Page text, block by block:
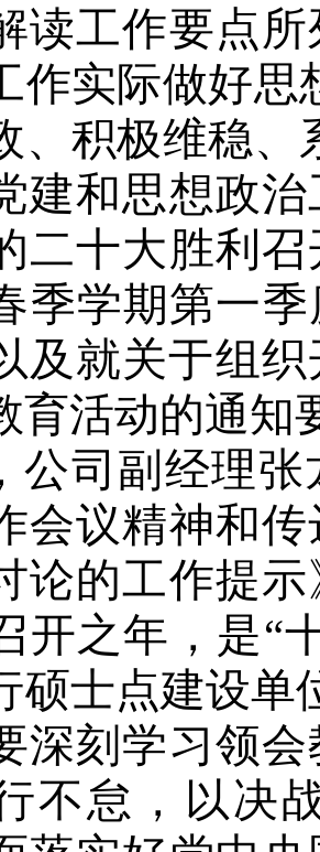
读工作要点
作实际做好思
、积极维稳、
建和思想政
二十大胜利
季学期第一
及就关于组
育活动的通知
公司副经理
会议精神和
论的工作提
开之年，是“
硕士点建设单
深刻学习领
不怠，以决